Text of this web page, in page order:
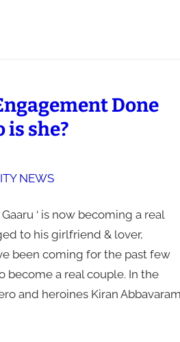
Done
she?
NEWS
‘ is now becoming a real
to his girlfriend & lover,
been coming for the past few
become a real couple. In the
and heroines Kiran